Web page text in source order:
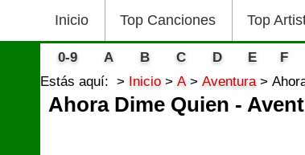
Inicio Top Canciones Top
0-9 A B C D E F
Estás aquí:
Inicio A Aventura
Ahora Dime Quien -